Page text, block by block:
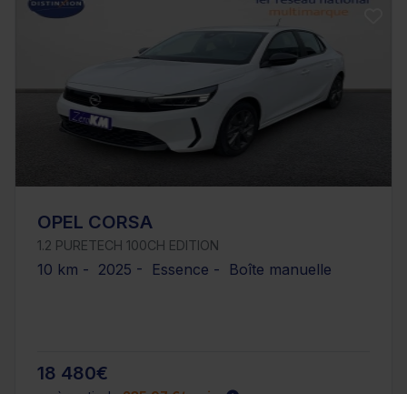
OPEL CORSA
1.2 PURETECH 100CH EDITION
10 km - 2025 - Essence - Boîte manuelle
18 480€